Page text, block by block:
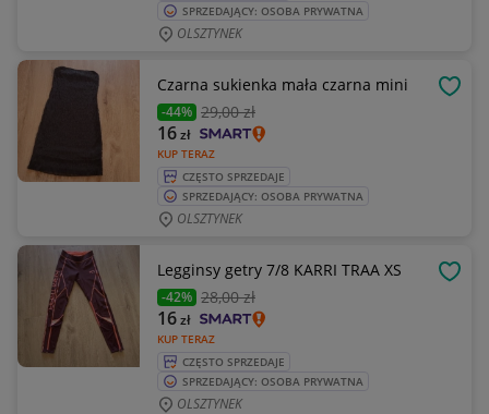
SPRZEDAJĄCY: OSOBA PRYWATNA
OLSZTYNEK
Czarna sukienka mała czarna mini
-44% 29,00 zł
KUP TERAZ
16zł
CZĘSTO SPRZEDAJE
SPRZEDAJĄCY: OSOBA PRYWATNA
OLSZTYNEK
Legginsy getry 7/8 KARRI TRAA XS
-42% 28,00 zł
KUP TERAZ
16zł
CZĘSTO SPRZEDAJE
SPRZEDAJĄCY: OSOBA PRYWATNA
OLSZTYNEK